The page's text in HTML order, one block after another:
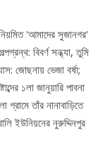
'আমাদের সুজানগর'
বিবর্ণ সন্ধ্যা, তুমি
জোছনায় ভেজা বর্ষা;
১লা জানুয়ারি পাবনা
তাঁর নানাবাড়িতে
ইউনিয়নের নুরুদ্দিনপুর